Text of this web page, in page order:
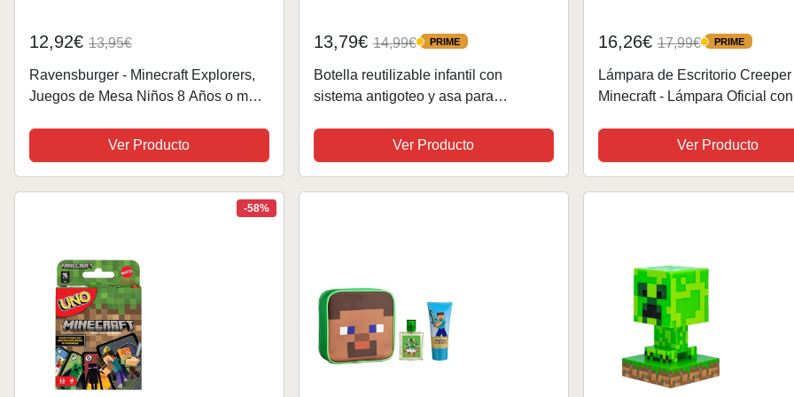
12,92€ 13,95€
Ravensburger - Minecraft Explorers,
Juegos de Mesa Niños 8 Años o más,
Niño 8 años, Juegos de Mesa
Familia, Versión en...
Ver Producto
13,79€14,99€ PRIME
PRIME
Botella reutilizable infantil con
sistema antigoteo y asa para
con capacidad de 550 ml de Minecraft
Ver Producto
16,26€17,99€ PRIME
PRIME
Lámpara de Escritorio Creeper
Minecraft - Lámpara Oficial con
Ver Producto
-58%